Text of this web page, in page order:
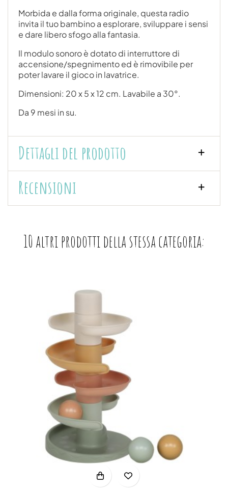
Morbida e dalla forma originale, questa radio
invita il tuo bambino a esplorare, sviluppare i sensi
e dare libero sfogo alla fantasia.
Il modulo sonoro è dotato di interruttore di
accensione/spegnimento ed è rimovibile per
poter lavare il gioco in lavatrice.
Dimensioni: 20 x 5 x 12 cm. Lavabile a 30°.
Da 9 mesi in su.
Dettagli del prodotto
Recensioni
10 altri prodotti della stessa categoria: